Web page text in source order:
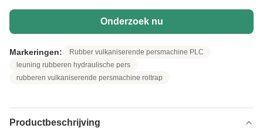
Onderzoek nu
Markeringen:
Rubber vulkaniserende persmachine PLC
leuning rubberen hydraulische pers
rubberen vulkaniserende persmachine roltrap
Productbeschrijving